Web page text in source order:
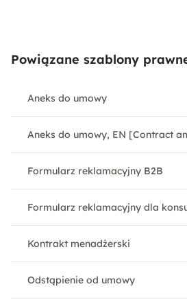
Powiązane szablony
Aneks do umowy
Aneks do umowy, EN [Contract
Formularz reklamacyjny B2B
Formularz reklamacyjny dla
Kontrakt menadżerski
Odstąpienie od umowy